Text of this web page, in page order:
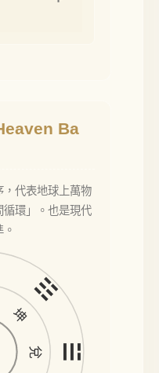
Ba
，代表地球上萬物
循環」。也是現代
☷
坤
☱
兌